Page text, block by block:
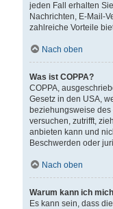
jeden Fall erhalten
Nachrichten, E-Mail-
zahlreiche Vorteile
Nach oben
Was ist COPPA?
COPPA,
Gesetz in den USA,
beziehungsweise
versuchen, zutrifft,
anbieten kann und
Beschwerden oder
Nach oben
Warum kann ich
Es kann sein, dass